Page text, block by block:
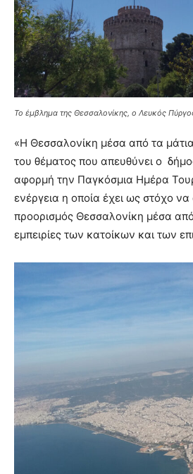
Το έμβλημα της Θεσσαλονίκης, ο Λευκός
«Η Θεσσαλονίκη μέσα από τα μάτια
του θέματος που απευθύνει ο
αφορμή την Παγκόσμια Ημέρα
ενέργεια η οποία έχει ως στόχο να
προορισμός Θεσσαλονίκη μέσα από
εμπειρίες των κατοίκων και των